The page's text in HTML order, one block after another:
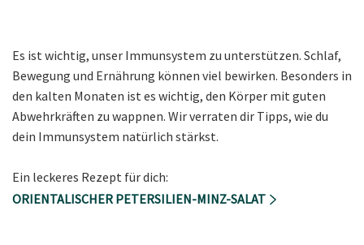
Es ist wichtig, unser Immunsystem zu unterstützen. Schlaf,
Bewegung und Ernährung können viel bewirken. Besonders in
den kalten Monaten ist es wichtig, den Körper mit guten
Abwehrkräften zu wappnen. Wir verraten dir Tipps, wie du
dein Immunsystem natürlich stärkst.
Ein leckeres Rezept für dich:
ORIENTALISCHER PETERSILIEN-MINZ-SALAT